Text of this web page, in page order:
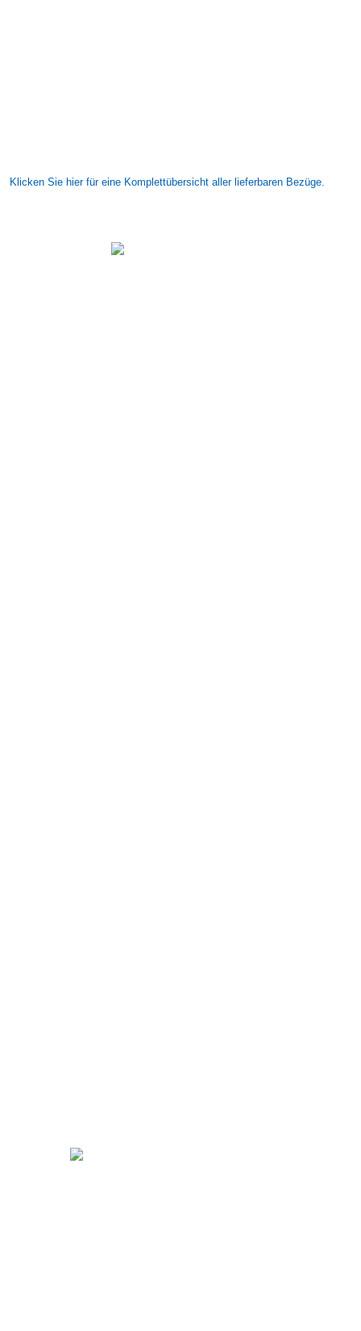
Klicken Sie hier für eine Komplettübersicht aller lieferbaren Bezüge.